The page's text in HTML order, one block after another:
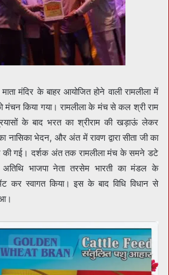
मंदिर के बाहर आयोजित होने वाली रामलीला में
किया गया। रामलीला के मंच से कल श्री राम
के बाद भरत का श्रीराम की खड़ाऊं लेकर
नासिका भेदन, और अंत में रावण द्वारा सीता जी का
की गई। दर्शक अंत तक रामलीला मंच के समने डटे
भाजपा नेता तरसेम भारती का मंडल के
कर स्वागत किया। इस के बाद विधि विधान से